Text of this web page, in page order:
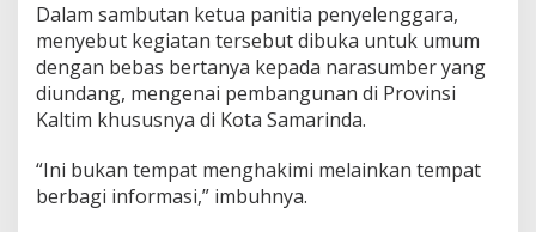
P
a
d
a
E
m
a
t
Dalam sambutan ketua panitia penyelenggara,
menyebut kegiatan tersebut dibuka untuk umum
dengan bebas bertanya kepada narasumber yang
diundang, mengenai pembangunan di Provinsi
Kaltim khususnya di Kota Samarinda.
“Ini bukan tempat menghakimi melainkan tempat
berbagi informasi,” imbuhnya.